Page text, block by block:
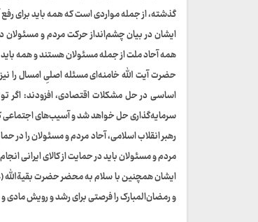
گذشته، از جمله مواردی است که همه باید برای رفع
ایشان در بیان چشم‌انداز حرکت مردم و مسئولان
همه آحاد ملت از جمله مسئولان هستند و همه
حضرت آیت الله خامنه‌ای مسئله اصلیِ امسال را
اساسی در حل مشکلات اقتصادی، افزودند: اگر
سرمایه‌گذاری حل خواهد شد و آسیب‌های اجتماعی
رهبر انقلاب اسلامی، آحاد مردم و مسئولان را در
مردم و مسئولان باید در حمایت از کالای ایرانی
ایشان همچنین با سلام به محضر حضرت بقیة‌الله
و رمضان‌المبارک را فرصتی برای رشد و رویش